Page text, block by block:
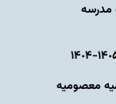
مدرسه
معصومیه